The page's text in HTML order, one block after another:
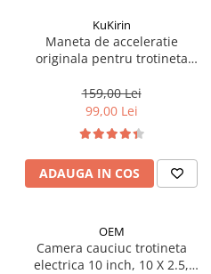
KuKirin
Maneta de acceleratie
originala pentru trotineta
159,00 Lei
99,00 Lei
ADAUGA IN COS
OEM
Camera cauciuc trotineta
electrica 10 inch, 10 X 2.5,